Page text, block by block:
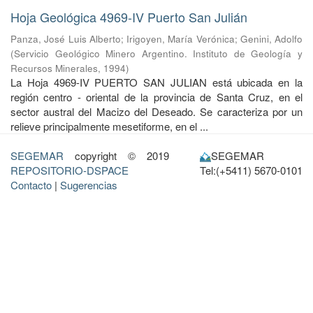
Hoja Geológica 4969-IV Puerto San Julián
Panza, José Luis Alberto; Irigoyen, María Verónica; Genini, Adolfo
(Servicio Geológico Minero Argentino. Instituto de Geología y
Recursos Minerales, 1994)
La Hoja 4969-IV PUERTO SAN JULIAN está ubicada en la
región centro - oriental de la provincia de Santa Cruz, en el
sector austral del Macizo del Deseado. Se caracteriza por un
relieve principalmente mesetiforme, en el ...
SEGEMAR copyright © 2019
REPOSITORIO-DSPACE
Contacto | Sugerencias
SEGEMAR
Tel:(+5411) 5670-0101